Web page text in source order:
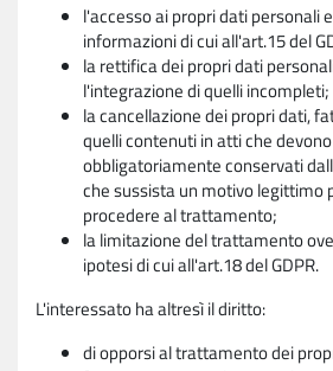
l'accesso ai propri dati personali
informazioni di cui all'art.15 del
la rettifica dei propri dati
l'integrazione di quelli incompleti;
la cancellazione dei propri dati,
quelli contenuti in atti che
obbligatoriamente conservati
che sussista un motivo legittimo
procedere al trattamento;
la limitazione del trattamento
ipotesi di cui all'art.18 del GDPR.
L'interessato ha altresì il diritto:
di opporsi al trattamento dei